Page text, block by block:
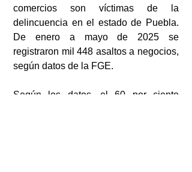
comercios son víctimas de la
delincuencia en el estado de Puebla.
De enero a mayo de 2025 se
registraron mil 448 asaltos a negocios,
según datos de la FGE.
Según los datos, el 60 por ciento